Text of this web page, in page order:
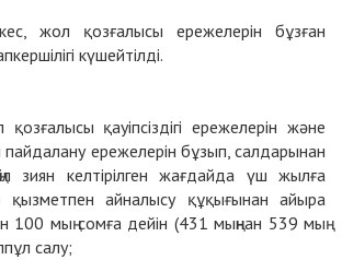
жол қозғалысы ережелерін бұзған
күшейтілді.
қозғалысы қауіпсіздігі ережелерін және
пайдалану ережелерін бұзып, салдарынан
зиян келтірілген жағдайда үш жылға
қызметпен айналысу құқығынан айыра
100 мың сомға дейін (431 мыңнан 539 мың
салу;